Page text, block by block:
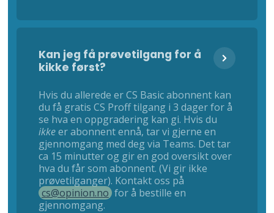
Kan jeg få prøvetilgang for å
kikke først?
Hvis du allerede er CS Basic abonnent kan
du få gratis CS Proff tilgang i 3 dager for å
se hva en oppgradering kan gi. Hvis du
ikkeer abonnent ennå, tar vi gjerne en
gjennomgang med deg via Teams. Det tar
ca 15 minutter og gir en god oversikt over
hva du får som abonnent. (Vi gir ikke
prøvetilganger). Kontakt oss på
cs@opinion.no for å bestille en
gjennomgang.